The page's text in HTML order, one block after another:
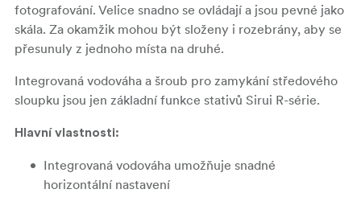
fotografování. Velice snadno se ovládají a jsou pevné jako
skála. Za okamžik mohou být složeny i rozebrány, aby se
přesunuly z jednoho místa na druhé.
Integrovaná vodováha a šroub pro zamykání středového
sloupku jsou jen základní funkce stativů Sirui R-série.
Hlavní vlastnosti:
Integrovaná vodováha umožňuje snadné
horizontální nastavení